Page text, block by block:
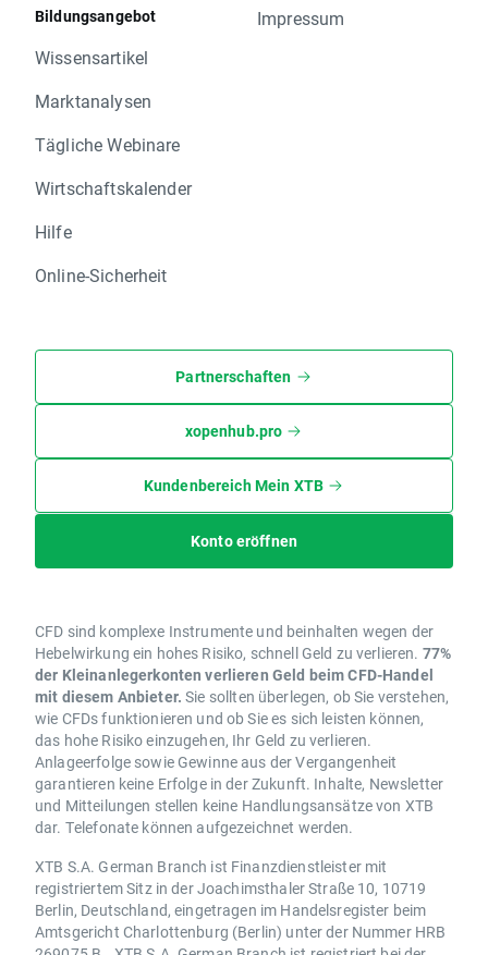
Bildungsangebot
Wissensartikel
Marktanalysen
Tägliche Webinare
Wirtschaftskalender
Hilfe
Online-Sicherheit
Impressum
Partnerschaften
xopenhub.pro
Kundenbereich Mein XTB
Konto eröffnen
CFD sind komplexe Instrumente und beinhalten wegen der
Hebelwirkung ein hohes Risiko, schnell Geld zu verlieren. 77%
der Kleinanlegerkonten verlieren Geld beim CFD-Handel
mit diesem Anbieter. Sie sollten überlegen, ob Sie verstehen,
wie CFDs funktionieren und ob Sie es sich leisten können,
das hohe Risiko einzugehen, Ihr Geld zu verlieren.
Anlageerfolge sowie Gewinne aus der Vergangenheit
garantieren keine Erfolge in der Zukunft. Inhalte, Newsletter
und Mitteilungen stellen keine Handlungsansätze von XTB
dar. Telefonate können aufgezeichnet werden.
XTB S.A. German Branch ist Finanzdienstleister mit
registriertem Sitz in der Joachimsthaler Straße 10, 10719
Berlin, Deutschland, eingetragen im Handelsregister beim
Amtsgericht Charlottenburg (Berlin) unter der Nummer HRB